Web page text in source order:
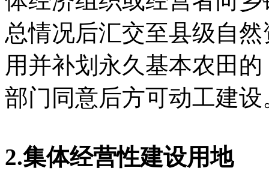
总情况后汇交至县级自
用并补划永久基本农田
部门同意后方可动工建设
2.集体经营性建设用地